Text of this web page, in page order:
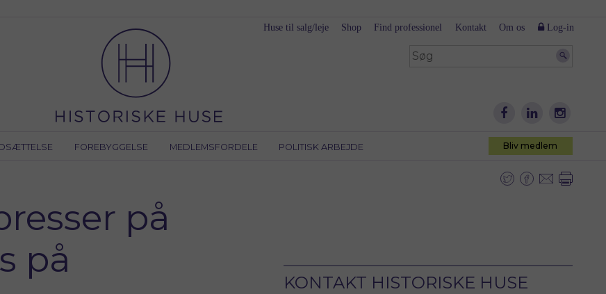
FOREBYGGELSE MEDLEMSFORDELE POLITISK ARBEJDE Bliv medlem
Huse til salg/leje Shop Find professionel Kontakt Om os Log-in
på
på
KONTAKT HISTORISKE HUSE